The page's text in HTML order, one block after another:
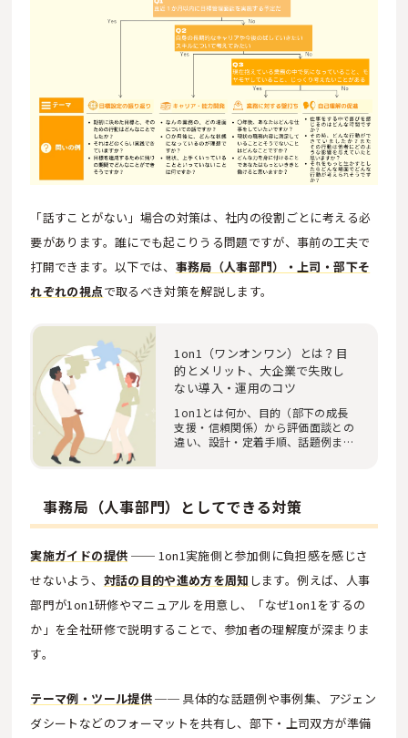
「話すことがない」場合の対策は、社内の役割ごとに考える必
要があります。誰にでも起こりうる問題ですが、事前の工夫で
打開できます。以下では、 事務局（人事部門）・上司・部下そ
れぞれの視点で取るべき対策を解説します。
1on1（ワンオンワン）とは？目
的とメリット、大企業で失敗し
ない導入・運用のコツ
1on1とは何か、目的（部下の成長
支援・信頼関係）から評価面談との
違い、設計・定着手順、話題例まで
事務局（人事部門）としてできる対策
実施ガイドの提供 ── 1on1実施側と参加側に負担感を感じさ
せないよう、 対話の目的や進め方を周知 します。例えば、人事
部門が1on1研修やマニュアルを用意し、「なぜ1on1をするの
か」を全社研修で説明することで、参加者の理解度が深まりま
す。
テーマ例・ツール提供── 具体的な話題例や事例集、アジェン
ダシートなどのフォーマットを共有し、部下・上司双方が準備